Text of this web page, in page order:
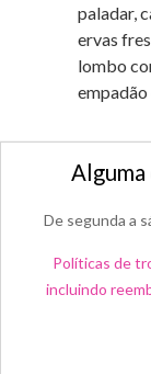
paladar,
ervas
lombo
empadão
Alguma
De segunda a
Políticas de
incluindo